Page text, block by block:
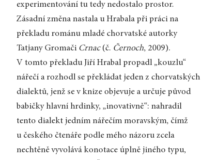
experimentování tu tedy nedostalo prostor.
Zásadní změna nastala u Hrabala při práci na
překladu románu mladé chorvatské autorky
Tatjany Gromači Crnac(č. Černoch, 2009).
V tomto překladu Jiří Hrabal propadl „kouzlu“
nářečí a rozhodl se překládat jeden z chorvatských
dialektů, jenž se v knize objevuje a určuje původ
babičky hlavní hrdinky, „inovativně“: nahradil
tento dialekt jedním nářečím moravským, čímž
u českého čtenáře podle mého názoru zcela
nechtěně vyvolává konotace úplně jiného typu,